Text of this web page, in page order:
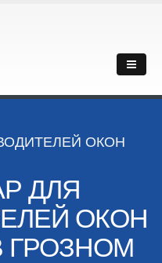
ОКОН
ДЛЯ
ОКОН
ГРОЗНОМ